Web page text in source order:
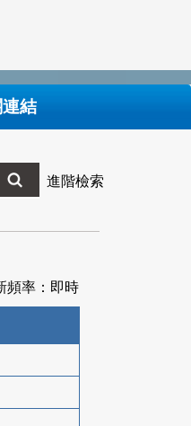
結
進階檢索
頻率：即時